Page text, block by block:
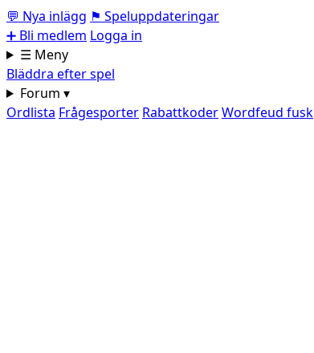
💬 Nya inlägg ⚑ Speluppdateringar
➕ Bli medlem Logga in
☰ Meny
Bläddra efter spel
Forum ▾
Ordlista Frågesporter RabattkoderWordfeud fusk